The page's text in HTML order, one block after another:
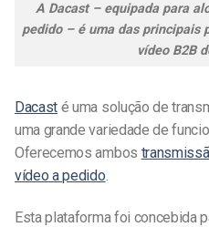
A Dacast – equipada para
pedido – é uma das principais
vídeo B2B
Dacast é uma solução de
uma grande variedade de
Oferecemos ambos
vídeo a pedido.
Esta plataforma foi concebida